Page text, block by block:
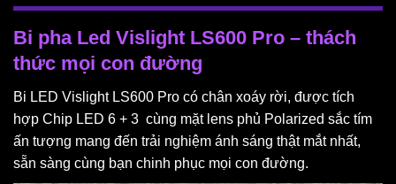
Bi pha Led Vislight LS600 Pro – thách
thức mọi con đường
Bi LED Vislight LS600 Pro có chân xoáy rời, được tích
hợp Chip LED 6 + 3 cùng mặt lens phủ Polarized sắc tím
ấn tượng mang đến trải nghiệm ánh sáng thật mắt nhất,
sẵn sàng cùng bạn chinh phục mọi con đường.